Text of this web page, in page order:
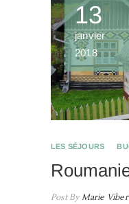
13
janvier
2018
LES SÉJOURS
Post ByMarie